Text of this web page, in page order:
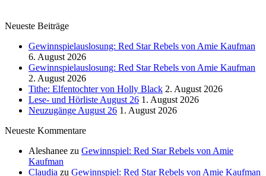
Neueste Beiträge
Gewinnspielauslosung: Red Star Rebels von Amie Kaufman
6. August 2026
Gewinnspielauslosung: Red Star Rebels von Amie Kaufman
2. August 2026
Tithe: Elfentochter von Holly Black 2. August 2026
Lese- und Hörliste August 26 1. August 2026
Neuzugänge August 26 1. August 2026
Neueste Kommentare
Aleshanee zu Gewinnspiel: Red Star Rebels von Amie
Kaufman
Claudia zu Gewinnspiel: Red Star Rebels von Amie Kaufman